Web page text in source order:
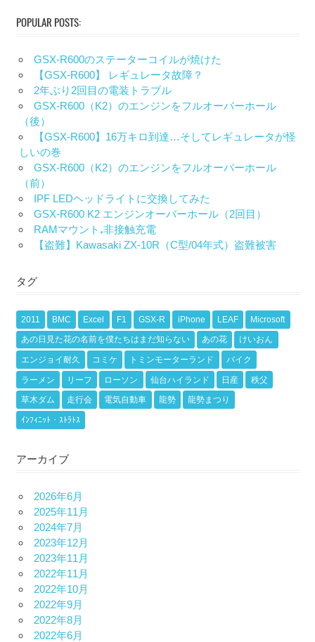
POPULAR POSTS:
GSX-R600のステーターコイルが焼けた
【GSX-R600】 レギュレータ故障？
2年ぶり2回目の電装トラブル
GSX-R600（K2）のエンジンをフルオーバーホール
（後）
【GSX-R600】16万キロ到達…そしてレギュレータが怪
しいの巻
GSX-R600（K2）のエンジンをフルオーバーホール
（前）
IPF LEDヘッドライトに交換してみた
GSX-R600 K2 エンジンオーバーホール（2回目）
RAMマウント₊非接触充電
【盗難】Kawasaki ZX-10R（C型/04年式）盗難被害
タグ
2011 BMC Excel F1 GSX-R iPhone LEAF Microsoft
あの日見た花の名前を僕たちはまだ知らない あの花 けいおん
エンジョイ耐久 コミケ トミンモーターランド バイク
ラーメン リーフ ローソン 仙台ハイランド 日産 秩父
草木ダム 走行会 電気自動車 龍勢 龍勢まつり
ｲﾝﾌｨﾆｯﾄ・ｽﾄﾗﾄｽ
アーカイブ
2026年6月
2025年11月
2024年7月
2023年12月
2023年11月
2022年11月
2022年10月
2022年9月
2022年8月
2022年6月